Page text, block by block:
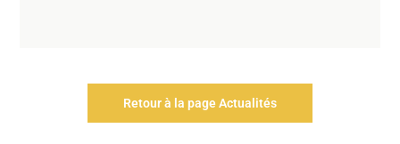
Retour à la page Actualités